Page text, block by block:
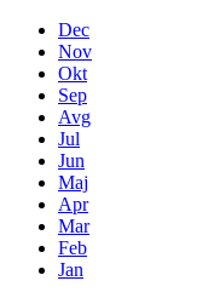
Dec
Nov
Okt
Sep
Avg
Jul
Jun
Maj
Apr
Mar
Feb
Jan